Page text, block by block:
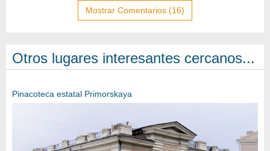
Mostrar Comentarios (16)
Otros lugares interesantes cercanos...
Pinacoteca estatal Primorskaya